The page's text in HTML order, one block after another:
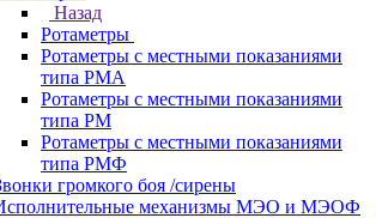
Назад
Ротаметры
Ротаметры с местными показаниями
типа РМА
Ротаметры с местными показаниями
типа РМ
Ротаметры с местными показаниями
типа РМФ
громкого боя /сирены
механизмы МЭО и МЭОФ